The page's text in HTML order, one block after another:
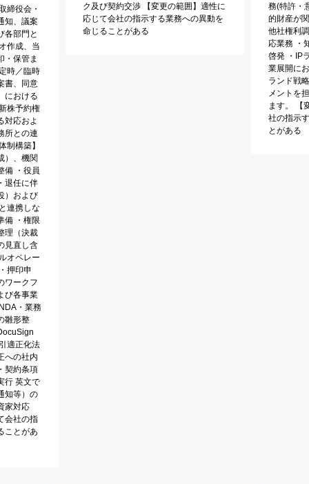
締役会・
知、議案
各部門と
作成、当
・保管ま
時／臨時
書、同意
における
株予約権
対応およ
所との連
制構築】
）、機関
備 ・役員
退任に伴
）および
連携しな
備 ・権限
理（決裁
見直し含
オペレー
押印申
ワークフ
び各事業
・業務
雛形整
適正化法
への社内
契約条項
行 英文で
知等）の
家対応
会社の指
ことがあ
ク及び契約交渉 【変更の範囲】適性に
応じて会社の指示する業務への異動を
命じることがある
務(特許・
的財産が
他社権利
応業務 ・
啓発 ・IP
業展開に
ランド戦
メントを
ます。 【
社の指示
とがある